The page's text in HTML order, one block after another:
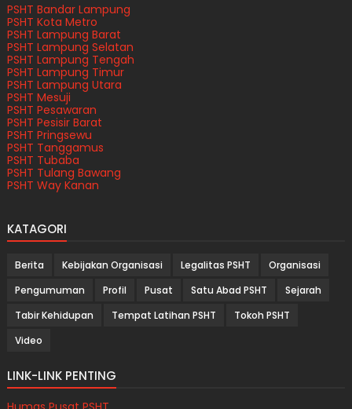
PSHT Bandar Lampung
PSHT Kota Metro
PSHT Lampung Barat
PSHT Lampung Selatan
PSHT Lampung Tengah
PSHT Lampung Timur
PSHT Lampung Utara
PSHT Mesuji
PSHT Pesawaran
PSHT Pesisir Barat
PSHT Pringsewu
PSHT Tanggamus
PSHT Tubaba
PSHT Tulang Bawang
PSHT Way Kanan
KATAGORI
Berita Kebijakan Organisasi Legalitas PSHT
Organisasi
Pengumuman
Profil Pusat Satu Abad PSHT
Sejarah
Tabir Kehidupan
Tempat Latihan PSHT
Tokoh PSHT
Video
LINK-LINK PENTING